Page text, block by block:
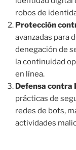
robos de
Protección
avanzadas para
denegación de
la continuidad
en línea.
Defensa contra
prácticas de
redes de bots,
actividades